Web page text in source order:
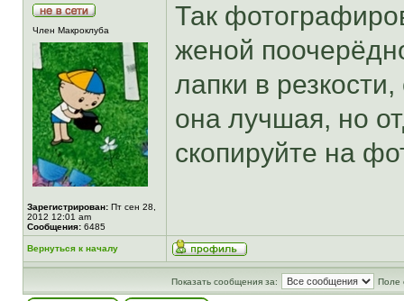
Член Макроклуба
Зарегистрирован: Пт сен 28,
2012 12:01 am
Сообщения: 6485
Так
женой
лапки в
она лучшая, но
скопируйте на
Вернуться к началу
Показать сообщения за: Поле